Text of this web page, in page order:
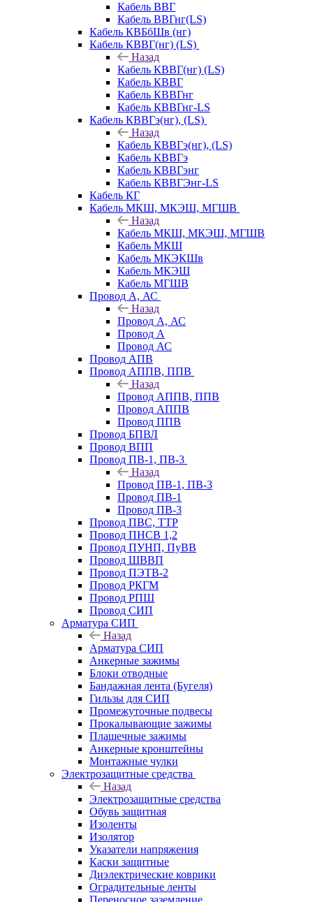
Кабель ВВГ
Кабель ВВГнг(LS)
Кабель КВБбШв (нг)
Кабель КВВГ(нг) (LS)
Назад
Кабель КВВГ(нг) (LS)
Кабель КВВГ
Кабель КВВГнг
Кабель КВВГнг-LS
Кабель КВВГэ(нг), (LS)
Назад
Кабель КВВГэ(нг), (LS)
Кабель КВВГэ
Кабель КВВГэнг
Кабель КВВГЭнг-LS
Кабель КГ
Кабель МКШ, МКЭШ, МГШВ
Назад
Кабель МКШ, МКЭШ, МГШВ
Кабель МКШ
Кабель МКЭКШв
Кабель МКЭШ
Кабель МГШВ
Провод А, АС
Назад
Провод А, АС
Провод А
Провод АС
Провод АПВ
Провод АППВ, ППВ
Назад
Провод АППВ, ППВ
Провод АППВ
Провод ППВ
Провод БПВЛ
Провод ВПП
Провод ПВ-1, ПВ-3
Назад
Провод ПВ-1, ПВ-3
Провод ПВ-1
Провод ПВ-3
Провод ПВС, ТТР
Провод ПНСВ 1,2
Провод ПУНП, ПуВВ
Провод ШВВП
Провод ПЭТВ-2
Провод РКГМ
Провод РПШ
Провод СИП
Арматура СИП
Назад
Арматура СИП
Анкерные зажимы
Блоки отводные
Бандажная лента (Бугеля)
Гильзы для СИП
Промежуточные подвесы
Прокалывающие зажимы
Плашечные зажимы
Анкерные кронштейны
Монтажные чулки
Электрозащитные средства
Назад
Электрозащитные средства
Обувь защитная
Изоленты
Изолятор
Указатели напряжения
Каски защитные
Диэлектрические коврики
Оградительные ленты
Переносное заземление